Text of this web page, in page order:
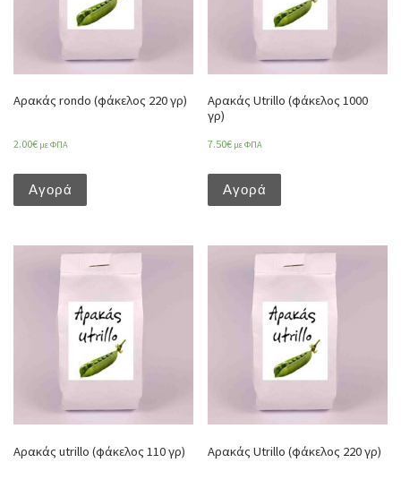
Αρακάς rondo (φάκελος 220 γρ)
2.00€ με ΦΠΑ
Αγορά
Αρακάς Utrillo (φάκελος 1000
γρ)
7.50€ με ΦΠΑ
Αγορά
Αρακάς utrillo (φάκελος 110 γρ) Αρακάς Utrillo (φάκελος 220 γρ)